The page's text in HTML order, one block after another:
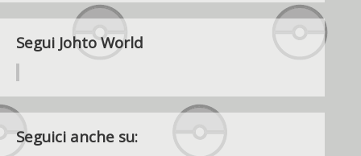
Segui Johto World
Seguici anche su: